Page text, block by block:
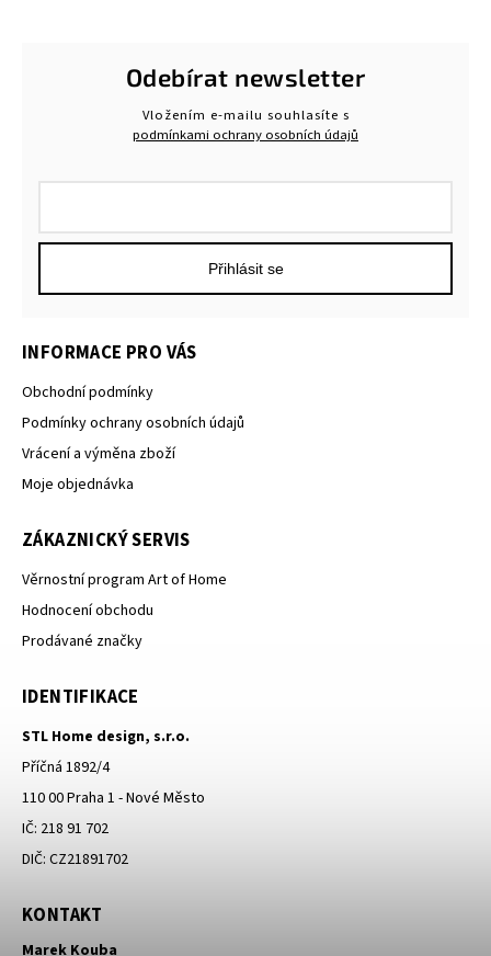
Odebírat newsletter
Vložením e-mailu souhlasíte s
podmínkami ochrany osobních údajů
Přihlásit se
INFORMACE PRO VÁS
Obchodní podmínky
Podmínky ochrany osobních údajů
Vrácení a výměna zboží
Moje objednávka
ZÁKAZNICKÝ SERVIS
Věrnostní program Art of Home
Hodnocení obchodu
Prodávané značky
IDENTIFIKACE
STL Home design, s.r.o.
Příčná 1892/4
110 00 Praha 1 - Nové Město
IČ: 218 91 702
DIČ: CZ21891702
KONTAKT
Marek Kouba